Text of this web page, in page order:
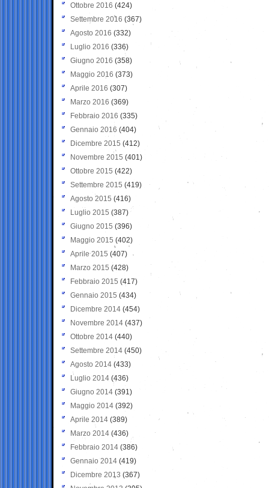
Ottobre 2016 (424)
Settembre 2016 (367)
Agosto 2016 (332)
Luglio 2016 (336)
Giugno 2016 (358)
Maggio 2016 (373)
Aprile 2016 (307)
Marzo 2016 (369)
Febbraio 2016 (335)
Gennaio 2016 (404)
Dicembre 2015 (412)
Novembre 2015 (401)
Ottobre 2015 (422)
Settembre 2015 (419)
Agosto 2015 (416)
Luglio 2015 (387)
Giugno 2015 (396)
Maggio 2015 (402)
Aprile 2015 (407)
Marzo 2015 (428)
Febbraio 2015 (417)
Gennaio 2015 (434)
Dicembre 2014 (454)
Novembre 2014 (437)
Ottobre 2014 (440)
Settembre 2014 (450)
Agosto 2014 (433)
Luglio 2014 (436)
Giugno 2014 (391)
Maggio 2014 (392)
Aprile 2014 (389)
Marzo 2014 (436)
Febbraio 2014 (386)
Gennaio 2014 (419)
Dicembre 2013 (367)